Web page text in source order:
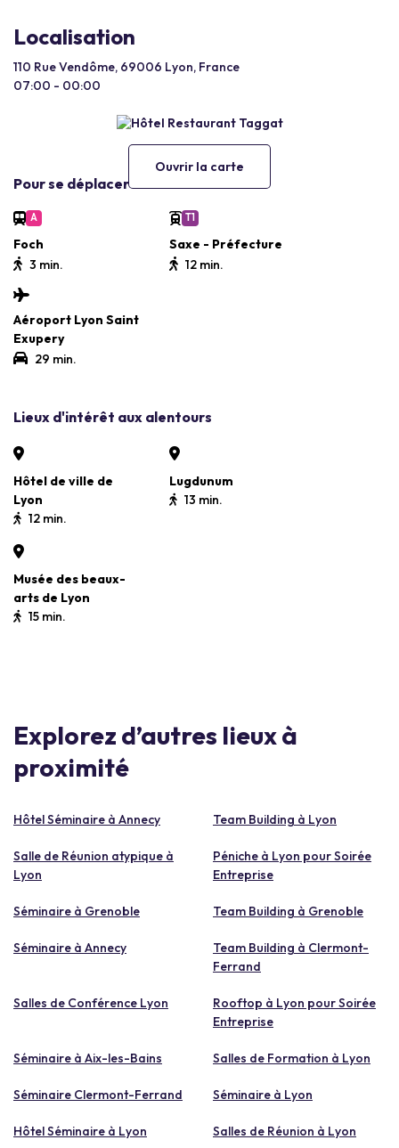
Localisation
110 Rue Vendôme, 69006 Lyon, France
07:00 - 00:00
Ouvrir la carte
Pour se déplacer
A
Foch
3 min.
T1
Saxe - Préfecture
12 min.
Aéroport Lyon Saint
Exupery
29 min.
Lieux d'intérêt aux alentours
Hôtel de ville de
Lyon
12 min.
Lugdunum
13 min.
Musée des beaux-
arts de Lyon
15 min.
Explorez d’autres lieux à
proximité
Hôtel Séminaire à Annecy Team Building à Lyon
Salle de Réunion atypique à
Lyon
Péniche à Lyon pour Soirée
Entreprise
Séminaire à Grenoble Team Building à Grenoble
Séminaire à Annecy
Team Building à Clermont-
Ferrand
Salles de Conférence Lyon
Rooftop à Lyon pour Soirée
Entreprise
Séminaire à Aix-les-Bains Salles de Formation à Lyon
Séminaire Clermont-Ferrand Séminaire à Lyon
Hôtel Séminaire à Lyon Salles de Réunion à Lyon